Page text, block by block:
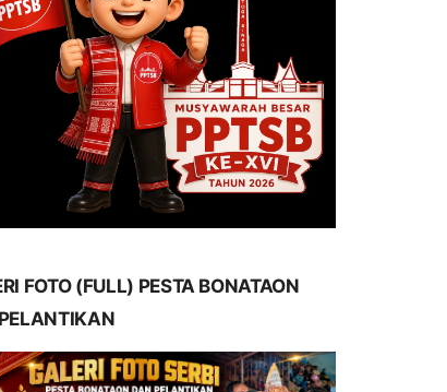
FOTO (FULL) PESTA BONATAON